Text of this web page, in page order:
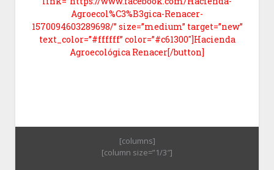
Agroecol%C3%B3gica-Renacer-
1570094603289698/” size=”medium” target=”new”
text_color=”#ffffff” color=”#c61300″]Hacienda
Agroecológica Renacer[/button]
[columns]
[column size=”1/3″]